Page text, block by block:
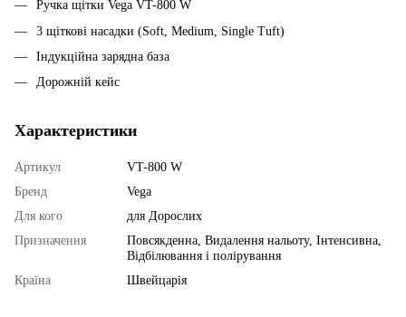
Ручка щітки Vega VT-800 W
3 щіткові насадки (Soft, Medium, Single Tuft)
Індукційна зарядна база
Дорожній кейс
Характеристики
Артикул
VT-800 W
Бренд
Vega
Для кого
для Дорослих
Призначення
Повсякденна, Видалення нальоту, Інтенсивна,
Відбілювання і полірування
Країна
Швейцарія